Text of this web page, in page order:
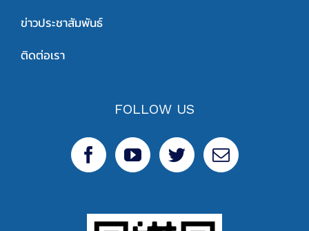
ข่าวประชาสัมพันธ์
ติดต่อเรา
FOLLOW US